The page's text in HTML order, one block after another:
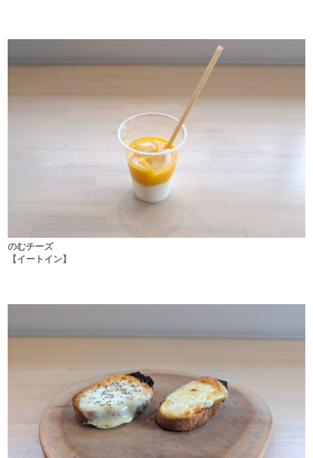
のむチーズ
【イートイン】